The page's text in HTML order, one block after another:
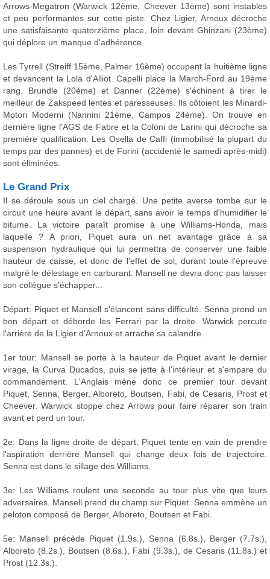
Arrows-Megatron (Warwick 12ème, Cheever 13ème) sont instables
et peu performantes sur cette piste. Chez Ligier, Arnoux décroche
une satisfaisante quatorzième place, loin devant Ghinzani (23ème)
qui déplore un manque d'adhérence.
Les Tyrrell (Streiff 15ème, Palmer 16ème) occupent la huitième ligne
et devancent la Lola d'Alliot. Capelli place la March-Ford au 19ème
rang. Brundle (20ème) et Danner (22ème) s'échinent à tirer le
meilleur de Zakspeed lentes et paresseuses. Ils côtoient les Minardi-
Motori Moderni (Nannini 21ème, Campos 24ème). On trouve en
dernière ligne l'AGS de Fabre et la Coloni de Larini qui décroche sa
première qualification. Les Osella de Caffi (immobilisé la plupart du
temps par des pannes) et de Forini (accidenté le samedi après-midi)
sont éliminées.
Le Grand Prix
Il se déroule sous un ciel chargé. Une petite averse tombe sur le
circuit une heure avant le départ, sans avoir le temps d'humidifier le
bitume. La victoire paraît promise à une Williams-Honda, mais
laquelle ? A priori, Piquet aura un net avantage grâce à sa
suspension hydraulique qui lui permettra de conserver une faible
hauteur de caisse, et donc de l'effet de sol, durant toute l'épreuve
malgré le délestage en carburant. Mansell ne devra donc pas laisser
son collègue s'échapper...
Départ: Piquet et Mansell s'élancent sans difficulté. Senna prend un
bon départ et déborde les Ferrari par la droite. Warwick percute
l'arrière de la Ligier d'Arnoux et arrache sa calandre.
1er tour: Mansell se porte à la hauteur de Piquet avant le dernier
virage, la Curva Ducados, puis se jette à l'intérieur et s'empare du
commandement. L'Anglais mène donc ce premier tour devant
Piquet, Senna, Berger, Alboreto, Boutsen, Fabi, de Cesaris, Prost et
Cheever. Warwick stoppe chez Arrows pour faire réparer son train
avant et perd un tour.
2e: Dans la ligne droite de départ, Piquet tente en vain de prendre
l'aspiration derrière Mansell qui change deux fois de trajectoire.
Senna est dans le sillage des Williams.
3e: Les Williams roulent une seconde au tour plus vite que leurs
adversaires. Mansell prend du champ sur Piquet. Senna emmène un
peloton composé de Berger, Alboreto, Boutsen et Fabi.
5e: Mansell précède Piquet (1.9s.), Senna (6.8s.), Berger (7.7s.),
Alboreto (8.2s.), Boutsen (8.6s.), Fabi (9.3s.), de Cesaris (11.8s.) et
Prost (12.3s.).